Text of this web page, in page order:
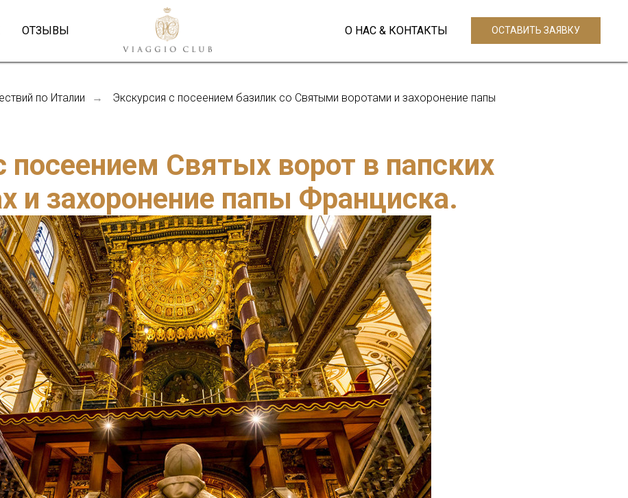
ОТЗЫВЫ О НАС & КОНТАКТЫ ОСТАВИТЬ ЗАЯВКУ
по Италии → Экскурсия с посеением базилик со Святыми воротами и захоронение папы
посеением Святых ворот в папских
и захоронение папы Франциска.